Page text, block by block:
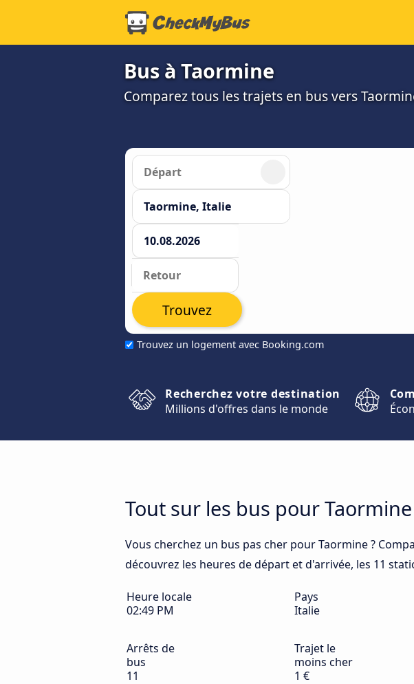
Bus à Taormine
Comparez tous les trajets en bus vers
Trouvez un logement avec Booking.com
Trouvez
Recherchez votre destination
Millions d'offres dans le monde
Tout sur les bus pour Taormine
Vous cherchez un bus pas cher pour Taormine ?
découvrez les heures de départ et d'arrivée, les 11
Heure locale
02:49 PM
Pays
Italie
Arrêts de
bus
11
Trajet le
moins cher
1 €